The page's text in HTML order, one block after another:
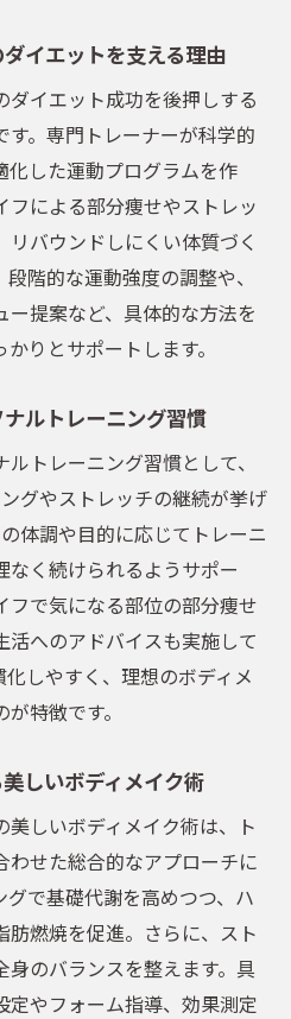
柔軟なパーソナルジムの
けられるパーソナルジム
効率的に運動を習慣化す
イルと両立できるジム選
イエットを支える理由
ダイエット成功を後押しする
。専門トレーナーが科学的
した運動プログラムを作
による部分痩せやストレッ
バウンドしにくい体質づく
階的な運動強度の調整や、
提案など、具体的な方法を
りとサポートします。
ルトレーニング習慣
トレーニング習慣として、
グやストレッチの継続が挙げ
体調や目的に応じてトレーニ
なく続けられるようサポー
フで気になる部位の部分痩せ
活へのアドバイスも実施して
しやすく、理想のボディメ
特徴です。
しいボディメイク術
美しいボディメイク術は、ト
わせた総合的なアプローチに
で基礎代謝を高めつつ、ハ
燃焼を促進。さらに、スト
身のバランスを整えます。具
定やフォーム指導、効果測定